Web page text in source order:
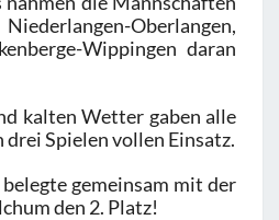
Oberlangen,
Wippingen daran
kalten Wetter gaben alle
Spielen vollen Einsatz.
gemeinsam mit der
den 2. Platz!